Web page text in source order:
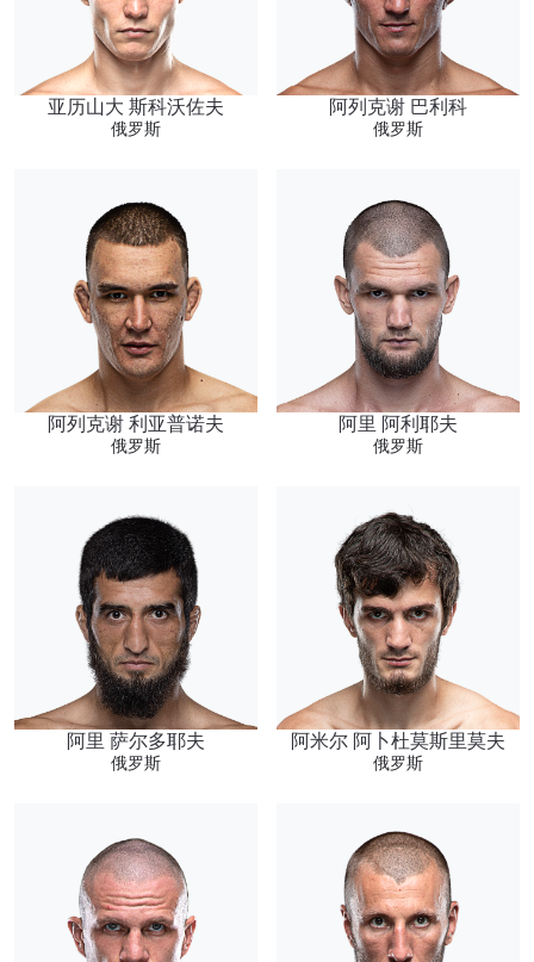
亚历山大 斯科沃佐夫
俄罗斯
阿列克谢 巴利科
俄罗斯
阿列克谢 利亚普诺夫
俄罗斯
阿里 阿利耶夫
俄罗斯
阿里 萨尔多耶夫
俄罗斯
阿米尔 阿卜杜莫斯里莫夫
俄罗斯
对手
赛事
查看集锦
在任何地域观看ONE冠军赛，现在注册获得权限了
解最新资讯、解锁特别福利以及优先机遇获得直播
场次的最佳座位！
邮箱
名字
提交此表格签署弹出免责声明，即表示您同意我们
的隐私政策，我们将收集、使用和披露您的信息。
您可以随时取消订阅这些信息。